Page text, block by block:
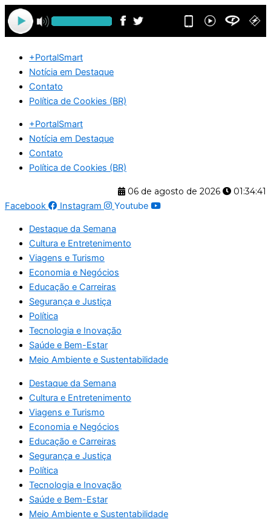
Ir
para
o
+PortalSmart
Notícia em Destaque
Contato
Política de Cookies (BR)
+PortalSmart
Notícia em Destaque
Contato
Política de Cookies (BR)
06 de agosto de 2026
01:34:41
Facebook
Instagram Youtube
Destaque da Semana
Cultura e Entretenimento
Viagens e Turismo
Economia e Negócios
Educação e Carreiras
Segurança e Justiça
Política
Tecnologia e Inovação
Saúde e Bem-Estar
Meio Ambiente e Sustentabilidade
Destaque da Semana
Cultura e Entretenimento
Viagens e Turismo
Economia e Negócios
Educação e Carreiras
Segurança e Justiça
Política
Tecnologia e Inovação
Saúde e Bem-Estar
Meio Ambiente e Sustentabilidade